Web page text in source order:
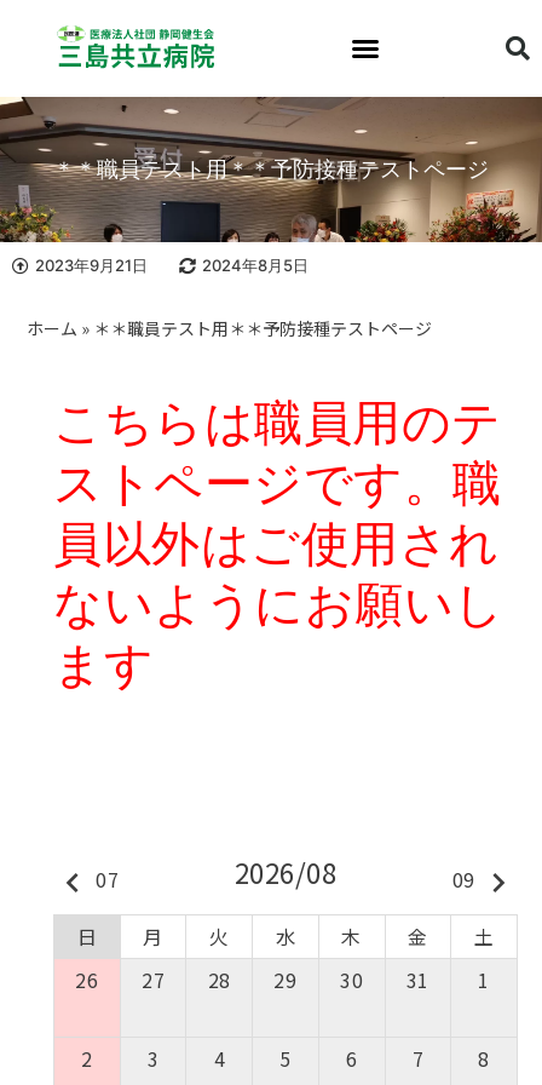
＊＊職員テスト用＊＊予防接種テストページ
ホーム » ＊＊職員テスト用＊＊予防接種テストページ
2023年9月21日 2024年8月5日
こちらは職員用のテ
ストページです。職
員以外はご使用され
ないようにお願いし
ます
keyboard_arrow_left 07 2026/08 09 keyboard_arrow_right
日 月 火 水 木 金
土
26
27 28 29 30 31 1
2 3 4 5 6 7 8